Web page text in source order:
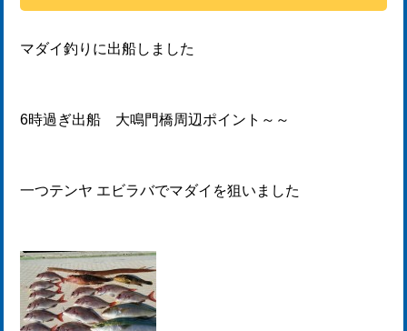
マダイ釣りに出船しました
6時過ぎ出船 大鳴門橋周辺ポイント～～
一つテンヤ エビラバでマダイを狙いました